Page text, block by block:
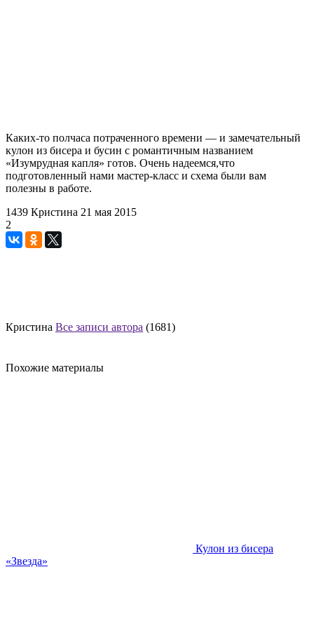
Каких-то полчаса потраченного времени — и замечательный
кулон из бисера и бусин с романтичным названием
«Изумрудная капля» готов. Очень надеемся,что
подготовленный нами мастер-класс и схема были вам
полезны в работе.
1439 Кристина 21 мая 2015
2
Кристина Все записи автора (1681)
Похожие материалы
Кулон из бисера
«Звезда»